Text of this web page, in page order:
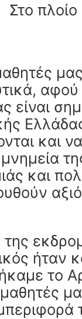
Στο
είναι
και
και
ήταν
το